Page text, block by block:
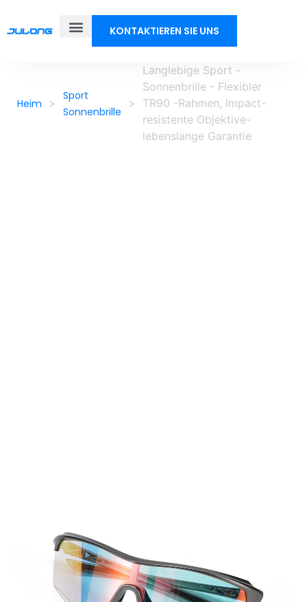
KONTAKTIEREN SIE UNS
Heim >
Sport
Sonnenbrille
>
Langlebige Sport -
Sonnenbrille - Flexibler
TR90 -Rahmen, Impact-
resistente Objektive-
lebenslange Garantie